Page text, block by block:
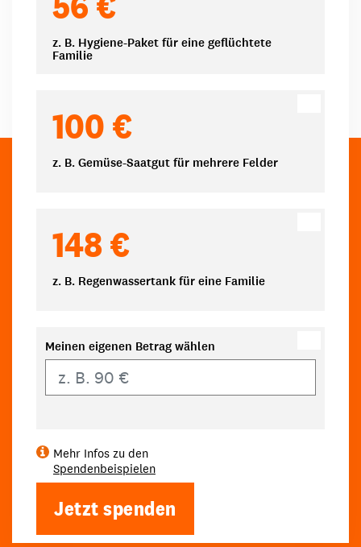
z. B. Hygiene-Paket für eine geflüchtete
Familie
100 €
z. B. Gemüse-Saatgut für mehrere Felder
148 €
z. B. Regenwassertank für eine Familie
Meinen eigenen Betrag wählen
Mehr Infos zu den
Spendenbeispielen
Jetzt spenden